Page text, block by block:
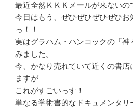
最近全然ＫＫＫメールが来ない
今日はもう、ぜひぜひぜひぜひお
っ！！
実はグラハム・ハンコックの『神
みました。
今、かなり売れていて近くの書店
ますが
これがすごいっす！
単なる学術書的なドキュメンタリ